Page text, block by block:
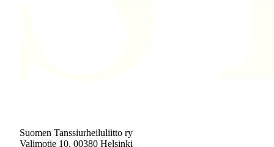
Suomen Tanssiurheiluliitto ry
Valimotie 10, 00380 Helsinki